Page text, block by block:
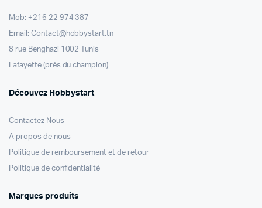
Mob: +216 22 974 387
Email: Contact@hobbystart.tn
8 rue Benghazi 1002 Tunis
Lafayette (prés du champion)
Découvez Hobbystart
Contactez Nous
A propos de nous
Politique de remboursement et de retour
Politique de confidentialité
Marques produits